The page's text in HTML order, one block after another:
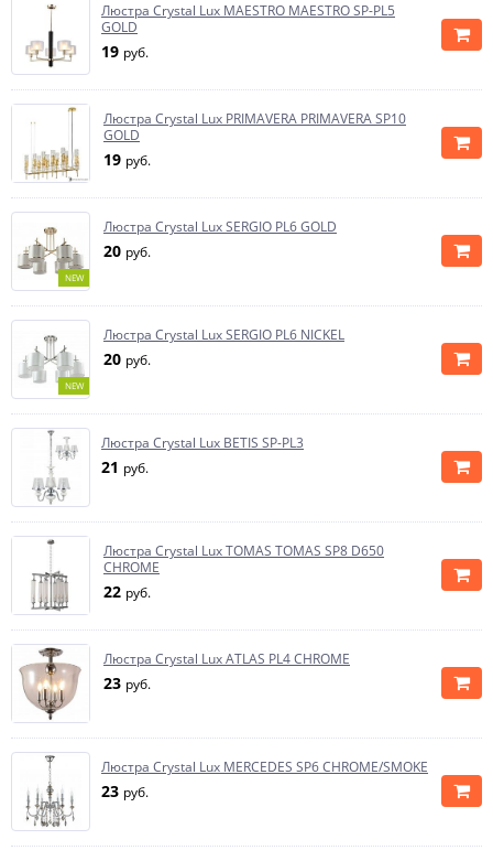
Люстра Crystal Lux MAESTRO MAESTRO SP-PL5
GOLD
19 руб.
Люстра Crystal Lux PRIMAVERA PRIMAVERA SP10
GOLD
19 руб.
NEW
Люстра Crystal Lux SERGIO PL6 GOLD
20 руб.
NEW
Люстра Crystal Lux SERGIO PL6 NICKEL
20 руб.
Люстра Crystal Lux BETIS SP-PL3
21 руб.
Люстра Crystal Lux TOMAS TOMAS SP8 D650
CHROME
22 руб.
Люстра Crystal Lux ATLAS PL4 CHROME
23 руб.
Люстра Crystal Lux MERCEDES SP6 CHROME/SMOKE
23 руб.